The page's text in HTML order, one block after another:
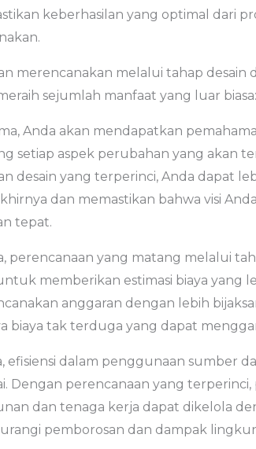
keberhasilan yang optimal dari
merencanakan melalui tahap desain
sejumlah manfaat yang luar biasa:
Anda akan mendapatkan
setiap aspek perubahan yang akan
desain yang terperinci, Anda dapat
dan memastikan bahwa visi
tepat.
perencanaan yang matang melalui
memberikan estimasi biaya yang
anggaran dengan lebih
biaya tak terduga yang dapat
efisiensi dalam penggunaan sumber
Dengan perencanaan yang
dan tenaga kerja dapat dikelola
pemborosan dan dampak